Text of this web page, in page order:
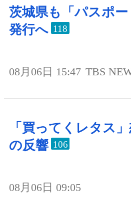
茨城県も「パスポー
発行へ 118
08月06日 15:47 TBS
「買ってくレタス
の反響 106
08月06日 09:05